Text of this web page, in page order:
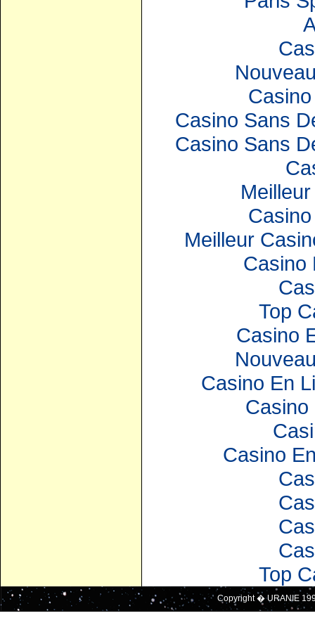
Casino Sans
Casino Sans
Meilleur
Casino
Top
Casino
Casino En
Casino
Casino
Top
Copyright � URANIE